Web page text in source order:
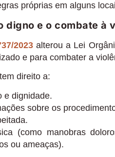
próprias em alguns
digno e o combate à
2023alterou a Lei
e para combater a
direito a:
e dignidade.
sobre os
(como manobras
ou ameaças).